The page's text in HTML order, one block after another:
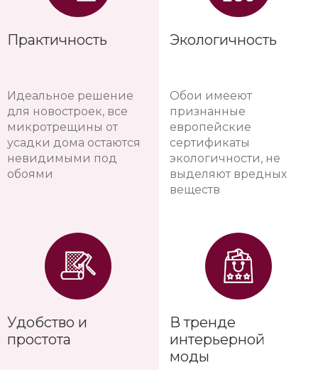
Практичность
Идеальное решение
для новостроек, все
микротрещины от
усадки дома остаются
невидимыми под
обоями
Удобство и
простота
Экологичность
Обои имееют
признанные
европейские
сертификаты
экологичности, не
выделяют вредных
веществ
В тренде
интерьерной
моды